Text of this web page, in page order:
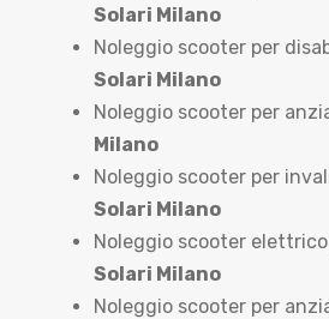
Solari Milano
Noleggio scooter per
Solari Milano
Noleggio scooter per
Milano
Noleggio scooter per
Solari Milano
Noleggio scooter
Solari Milano
Noleggio scooter per